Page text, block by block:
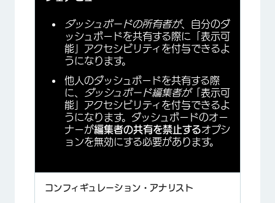
ダッシュボードの所有者が、自分のダ
ッシュボードを共有する際に「表示可
能」アクセシビリティを付与できるよ
うになります。
他人のダッシュボードを共有する際
に、
ダッシュボード編集者が「表示可
能」アクセシビリティを付与できるよ
うになります。ダッシュボードのオー
ナーが編集者の共有を禁止するオプシ
ョンを無効にする必要があります。